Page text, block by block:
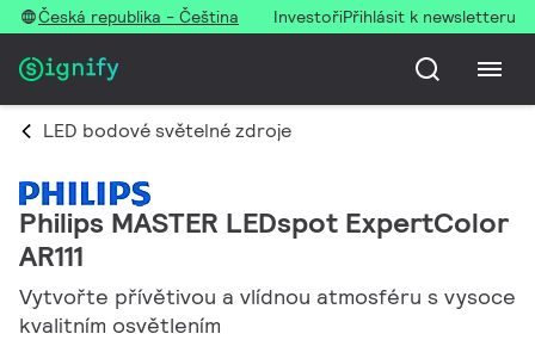
Česká republika - Čeština InvestořiPřihlásit k newsletteru
LED bodové světelné zdroje
Philips MASTER LEDspot ExpertColor
AR111
Vytvořte přívětivou a vlídnou atmosféru s vysoce
kvalitním osvětlením